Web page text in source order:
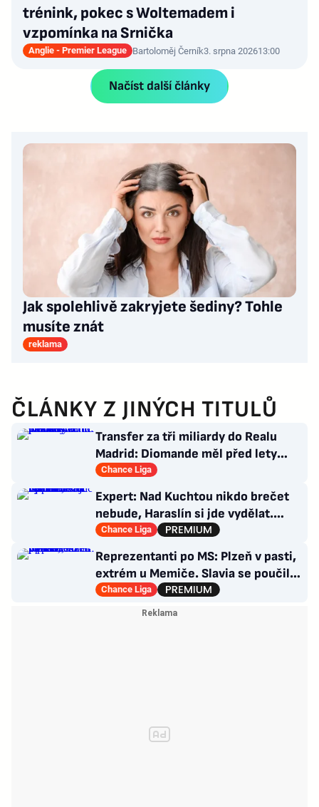
trénink, pokec s Woltemadem i
vzpomínka na Srnička
Anglie - Premier League Bartoloměj Černík3. srpna 202613:00
Načíst další články
Jak spolehlivě zakryjete šediny? Tohle
musíte znát
reklama
ČLÁNKY Z JINÝCH TITULŮ
Transfer za tři miliardy do Realu
Madrid: Diomande měl před lety
působit v Česku!
Chance Liga
Expert: Nad Kuchtou nikdo brečet
nebude, Haraslín si jde vydělat.
Proč Sparta nemá na titul?
Chance Liga
Reprezentanti po MS: Plzeň v pasti,
extrém u Memiče. Slavia se poučila,
co Sparta?
Chance Liga